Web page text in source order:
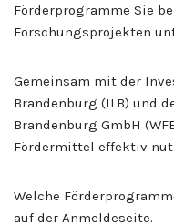
Förderprogramme Sie
Forschungsprojekten
Gemeinsam mit der
Brandenburg (ILB) und
Brandenburg GmbH
Fördermittel effektiv
Welche
auf der Anmeldeseite.